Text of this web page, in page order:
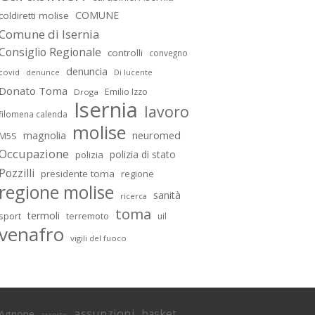
coldiretti molise COMUNE
di Isernia
Regionale controlli convegno
covid denunce denuncia Di lucente
Donato Toma Droga Emilio Izzo
calenda Isernia lavoro
M5S magnolia molise neuromed
polizia polizia di stato
Pozzilli presidente toma regione
regione molise ricerca sanità
sport termoli terremoto toma uil
vigili del fuoco